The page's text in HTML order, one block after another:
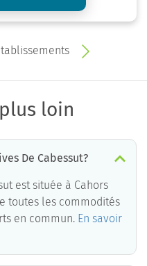
loin
De Cabessut?
est située à Cahors
toutes les commodités
en commun. En savoir